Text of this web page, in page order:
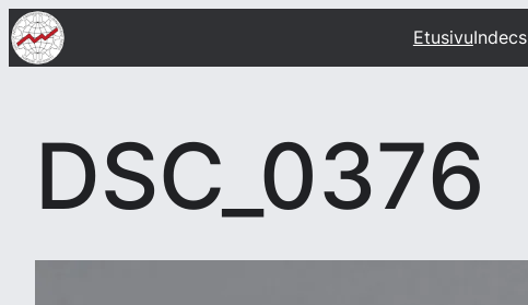
Siirry
sisältöön
EtusivuIndecs
DSC_0376